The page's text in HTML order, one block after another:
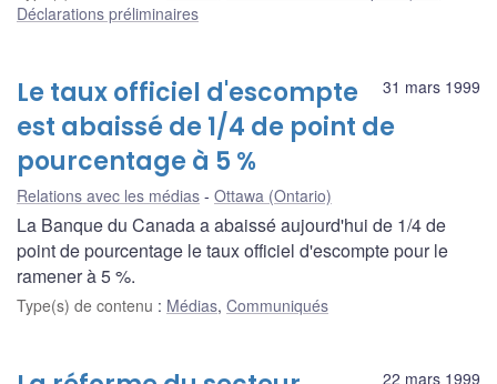
Déclarations préliminaires
31 mars 1999
Le taux officiel d'escompte
est abaissé de 1/4 de point de
pourcentage à 5 %
Relations avec les médias Ottawa (Ontario)
La Banque du Canada a abaissé aujourd'hui de 1/4 de
point de pourcentage le taux officiel d'escompte pour le
ramener à 5 %.
Type(s) de contenu : Médias, Communiqués
22 mars 1999